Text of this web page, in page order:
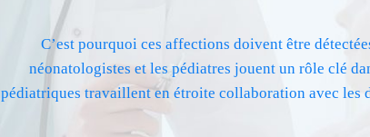
C’est pourquoi ces affections doivent être
néonatologistes et les pédiatres jouent un rôle clé
pédiatriques travaillent en étroite collaboration avec les